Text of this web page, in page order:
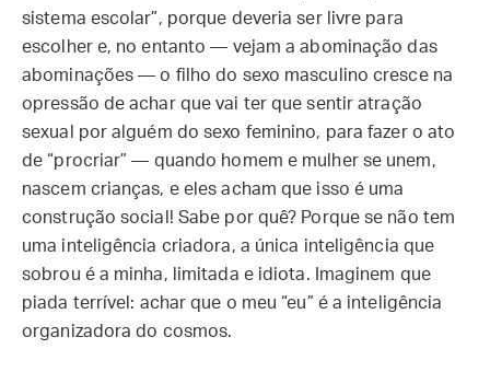
sistema escolar”, porque deveria ser livre para
escolher e, no entanto — vejam a abominação das
abominações — o filho do sexo masculino cresce na
opressão de achar que vai ter que sentir atração
sexual por alguém do sexo feminino, para fazer o ato
de “procriar” — quando homem e mulher se unem,
nascem crianças, e eles acham que isso é uma
construção social! Sabe por quê? Porque se não tem
uma inteligência criadora, a única inteligência que
sobrou é a minha, limitada e idiota. Imaginem que
piada terrível: achar que o meu “eu” é a inteligência
organizadora do cosmos.